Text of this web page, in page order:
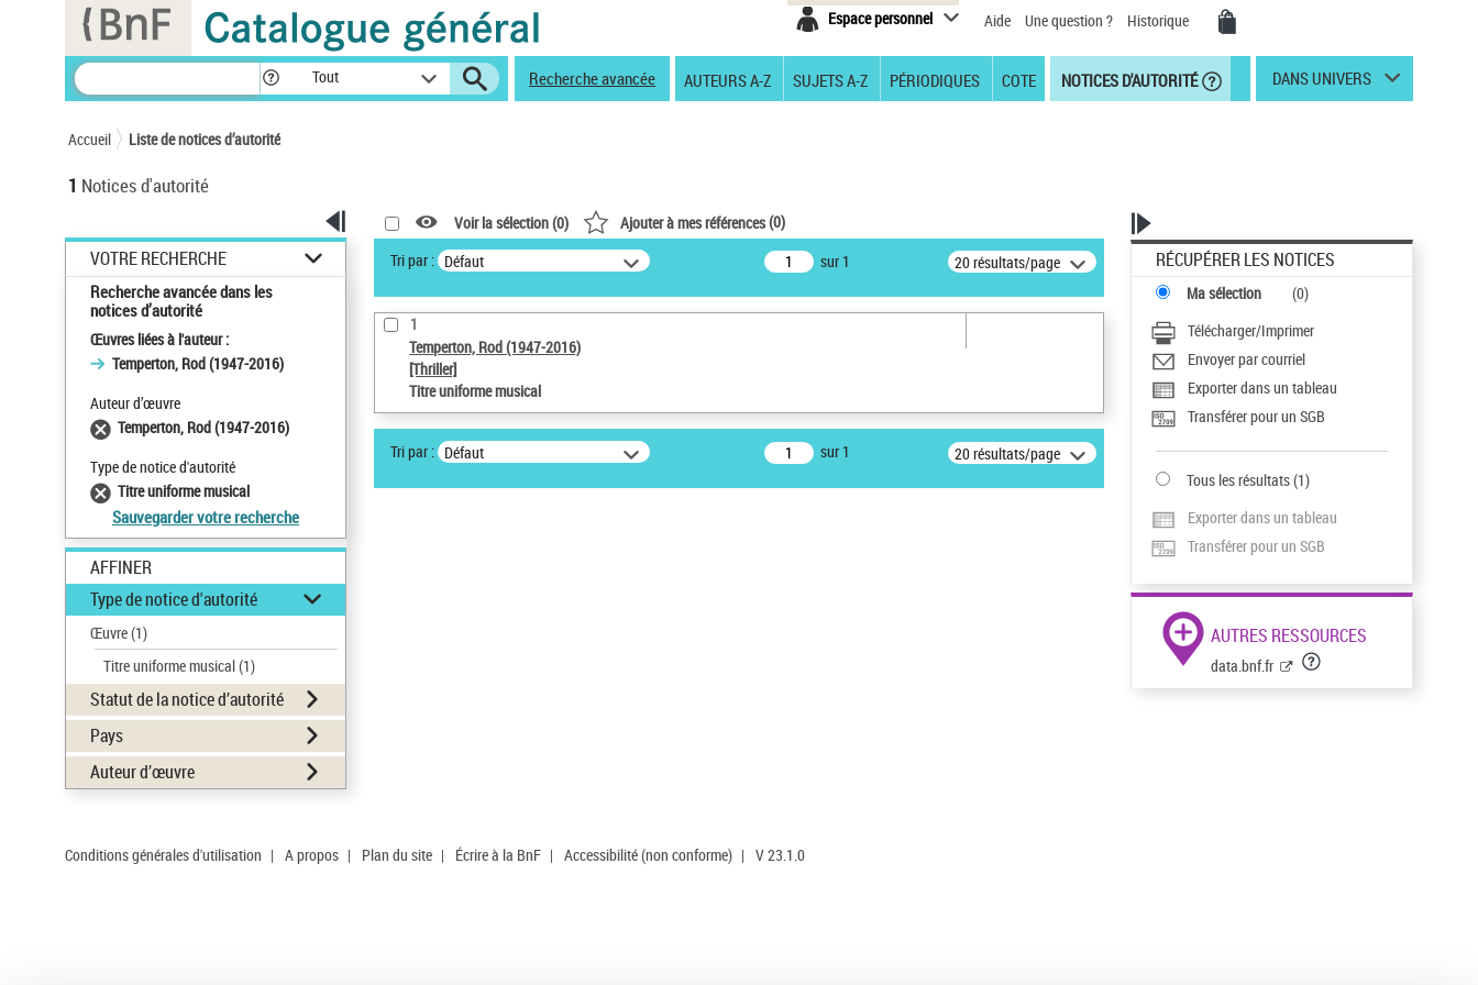
Espace personnel Aide Une question ? Historique
Tout Recherche avancée AUTEURS A-Z SUJETS A-Z PÉRIODIQUES COTE NOTICES D'AUTORITÉ DANS UNIVERS
Accueil Liste de notices d’autorité
1 Notices d'autorité
VOTRE RECHERCHE
Recherche avancée dans les
notices d’autorité
Œuvres liées à l'auteur :
Temperton, Rod (1947-2016)
Auteur d’œuvre
Temperton, Rod (1947-2016)
Type de notice d'autorité
Titre uniforme musical
Sauvegarder votre recherche
AFFINER
Type de notice d'autorité
Œuvre(1)
Titre uniforme musical(1)
Statut de la notice d’autorité
Pays
Auteur d’œuvre
Voir la sélection (0) Ajouter à mes références(0)
Tri par : Défaut sur 1 20 résultats/page
1
Temperton, Rod (1947-2016)
[Thriller]
Titre uniforme musical
Tri par : Défaut sur 1 20 résultats/page
RÉCUPÉRER LES NOTICES
Ma sélection (0)
Télécharger/Imprimer
Envoyer par courriel
Exporter dans un tableau
Transférer pour un SGB
Tous les résultats(1)
Exporter dans un tableau
Transférer pour un SGB
AUTRES RESSOURCES
data.bnf.fr
Conditions générales d'utilisation | A propos | Plan du site | Écrire à la BnF | Accessibilité (non conforme) | V 23.1.0
Panneau de gestion des cookies